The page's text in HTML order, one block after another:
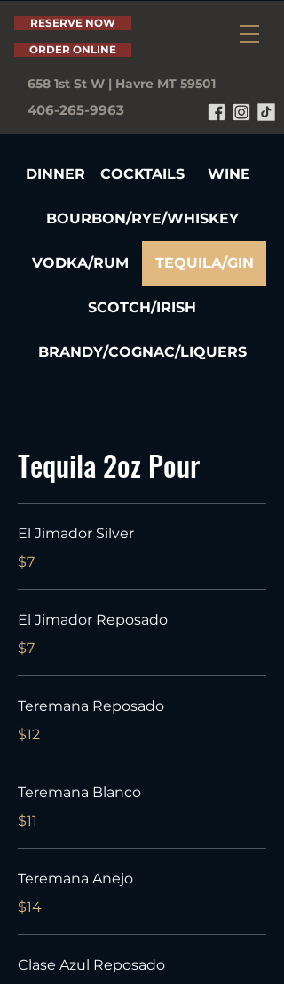
RESERVE NOW
ORDER ONLINE
658 1st St W | Havre MT 59501
406-265-9963
DINNER COCKTAILS WINE
BOURBON/RYE/WHISKEY
VODKA/RUM TEQUILA/GIN
SCOTCH/IRISH
BRANDY/COGNAC/LIQUERS
Tequila 2oz Pour
El Jimador Silver
$7
El Jimador Reposado
$7
Teremana Reposado
$12
Teremana Blanco
$11
Teremana Anejo
$14
Clase Azul Reposado